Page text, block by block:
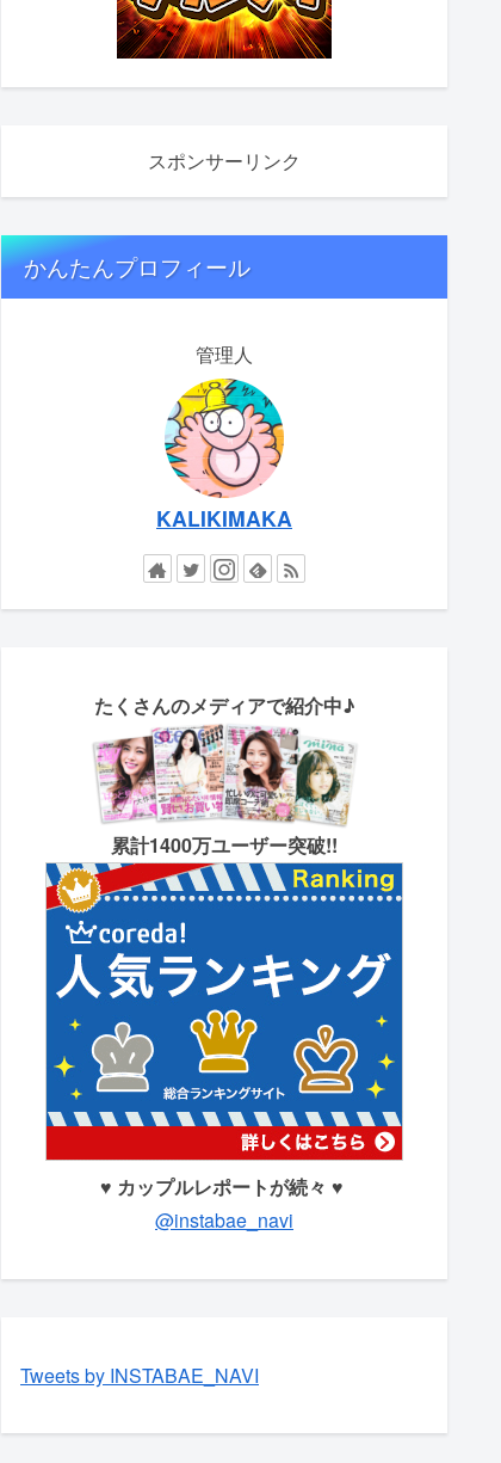
スポンサーリンク
かんたんプロフィール
管理人
KALIKIMAKA
たくさんのメディアで紹介中♪
累計1400万ユーザー突破!!
♥ カップルレポートが続々 ♥
@instabae_navi
Tweets by INSTABAE_NAVI